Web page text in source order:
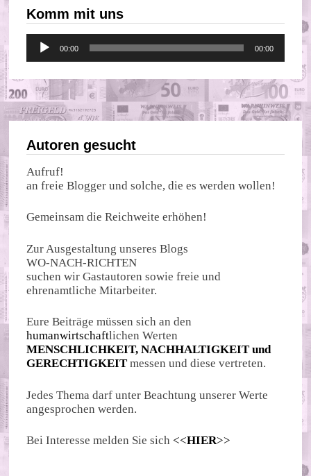
Komm mit uns
Audio-
Player
00:00 00:00
Autoren gesucht
Aufruf!
an freie Blogger und solche, die es werden wollen!
Gemeinsam die Reichweite erhöhen!
Zur Ausgestaltung unseres Blogs
WO-NACH-RICHTEN
suchen wir Gastautoren sowie freie und
ehrenamtliche Mitarbeiter.
Eure Beiträge müssen sich an den
humanwirtschaftlichen Werten
MENSCHLICHKEIT, NACHHALTIGKEIT und
GERECHTIGKEIT messen und diese vertreten.
Jedes Thema darf unter Beachtung unserer Werte
angesprochen werden.
Bei Interesse melden Sie sich <<HIER>>